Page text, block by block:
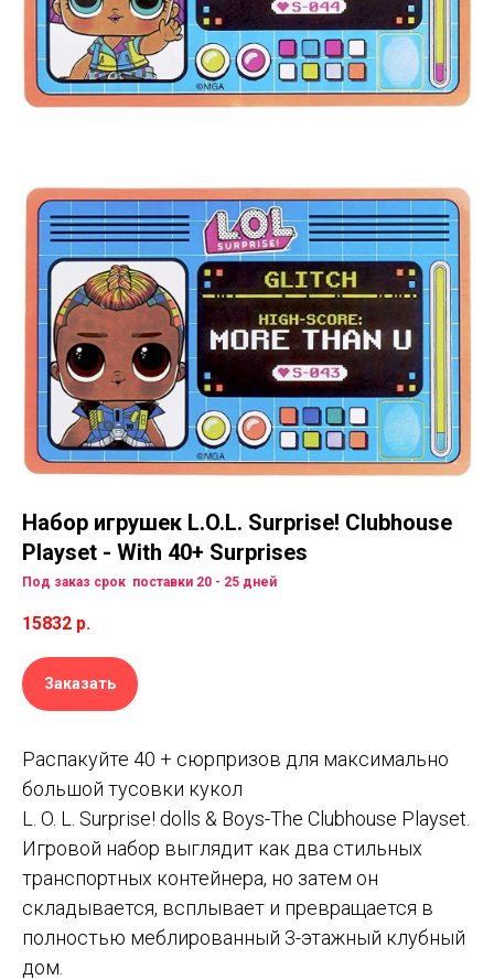
Набор игрушек L.O.L. Surprise! Clubhouse
Playset - With 40+ Surprises
Под заказ срок поставки 20 - 25 дней
15832 р.
Заказать
Распакуйте 40 + сюрпризов для максимально
большой тусовки кукол
L. O. L. Surprise! dolls & Boys-The Clubhouse Playset.
Игровой набор выглядит как два стильных
транспортных контейнера, но затем он
складывается, всплывает и превращается в
полностью меблированный 3-этажный клубный
дом.